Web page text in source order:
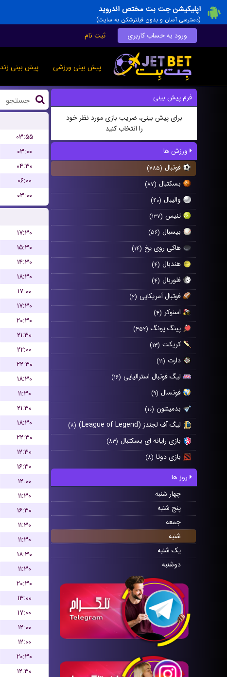
اپلیکیشن جت بت مختص اندروید
(دسترسی آسان و بدون فیلترشکن به سایت)
ورود به حساب کاربری ثبت نام
پیش بینی ورزشی پیش بینی
فرم پیش بینی
برای پیش بینی، ضریب بازی مورد نظر خود
را انتخاب کنید
ورزش ها
فوتبال (۷۸۵)
بسکتبال (۸۷)
والیبال (۴۰)
تنیس (۱۳۷)
بیسبال (۵۶)
هاکی روی یخ (۱۴)
هندبال (۴)
فلوربال (۴)
فوتبال آمریکایی (۲)
اسنوکر (۴)
پینگ پونگ (۴۵۲)
کریکت (۱۳)
دارت (۱۱)
لیگ فوتبال استرالیایی (۱۶)
فوتسال (۹)
بدمینتون (۱۰)
لیگ آف لجندز (League of Legend) (۸)
بازی رایانه ای بسکتبال (۸۳)
بازی دوتا (۸)
روز ها
چهار شنبه
پنج شنبه
جمعه
شنبه
یک شنبه
دوشنبه
۰۳:۵۵
۰۳:۰۰
۰۴:۳۰
۰۶:۰۰
۰۳:۰۰
۱۷:۳۰
۱۵:۳۰
۱۴:۳۰
۱۸:۳۰
۱۷:۰۰
۱۷:۳۰
۲۰:۳۰
۲۱:۳۰
۲۲:۰۰
۲۲:۳۰
۱۸:۳۰
۱۱:۳۰
۲۱:۳۰
۱۸:۳۰
۲۲:۳۰
۱۲:۳۰
۱۶:۳۰
۱۲:۰۰
۱۱:۳۰
۱۶:۳۰
۱۱:۳۰
۱۱:۳۰
۱۸:۳۰
۱۱:۳۰
۲۰:۳۰
۱۳:۰۰
۱۷:۰۰
۱۲:۰۰
۱۲:۰۰
۲۰:۳۰
۱۲:۳۰